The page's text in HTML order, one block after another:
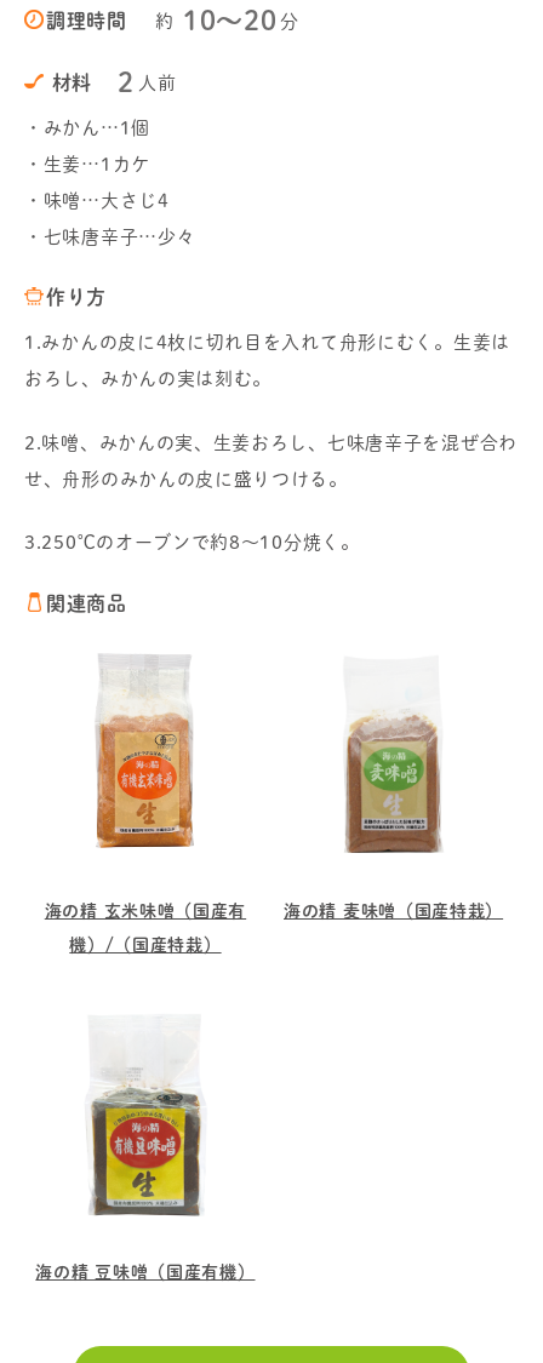
調理時間 約 10〜20 分
材料 2 人前
・みかん…1個
・生姜…1カケ
・味噌…大さじ4
・七味唐辛子…少々
作り方
1.みかんの皮に4枚に切れ目を入れて舟形にむく。生姜は
おろし、みかんの実は刻む。
2.味噌、みかんの実、生姜おろし、七味唐辛子を混ぜ合わ
せ、舟形のみかんの皮に盛りつける。
3.250℃のオーブンで約8～10分焼く。
関連商品
海の精 玄米味噌（国産有
機）/（国産特栽）
海の精 麦味噌（国産特栽）
海の精 豆味噌（国産有機）